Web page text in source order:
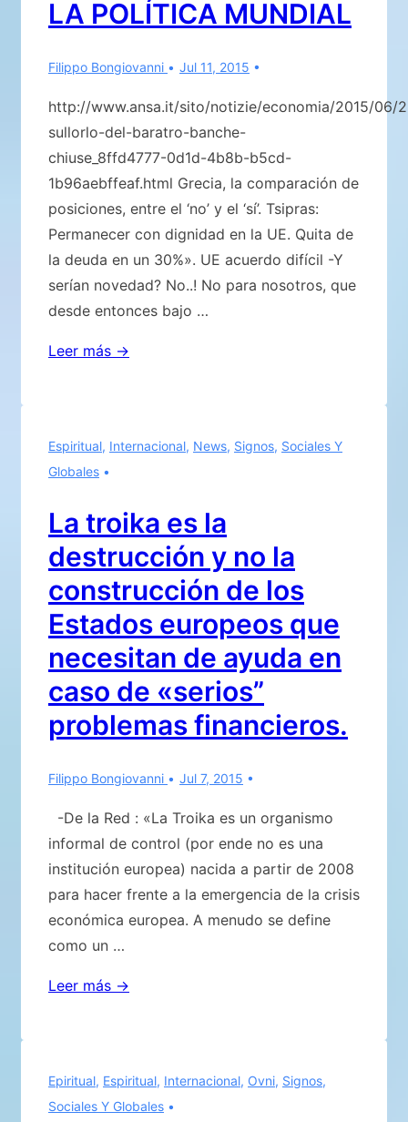
LA POLÍTICA MUNDIAL
Filippo Bongiovanni Jul 11, 2015
http://www.ansa.it/sito/notizie/economia/2015/06/
sullorlo-del-baratro-banche-
chiuse_8ffd4777-0d1d-4b8b-b5cd-
1b96aebffeaf.html Grecia, la comparación de
posiciones, entre el ‘no’ y el ‘sí’. Tsipras:
Permanecer con dignidad en la UE. Quita de
la deuda en un 30%». UE acuerdo difícil -Y
serían novedad? No..! No para nosotros, que
desde entonces bajo …
PELIGROSOS
CABO
EN
POLÍTICA
MUNDIAL
Leer más →
Espiritual, Internacional, News, Signos, Sociales Y
Globales
La troika es la
destrucción y no la
construcción de los
Estados europeos que
necesitan de ayuda en
caso de «serios”
problemas financieros.
Filippo Bongiovanni Jul 7, 2015
-De la Red : «La Troika es un organismo
informal de control (por ende no es una
institución europea) nacida a partir de 2008
para hacer frente a la emergencia de la crisis
económica europea. A menudo se define
como un …
La
destrucción
y
Leer más →
Epiritual, Espiritual, Internacional, Ovni, Signos,
Sociales Y Globales